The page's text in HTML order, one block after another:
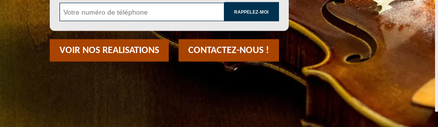
VOIR NOS REALISATIONS CONTACTEZ-NOUS !